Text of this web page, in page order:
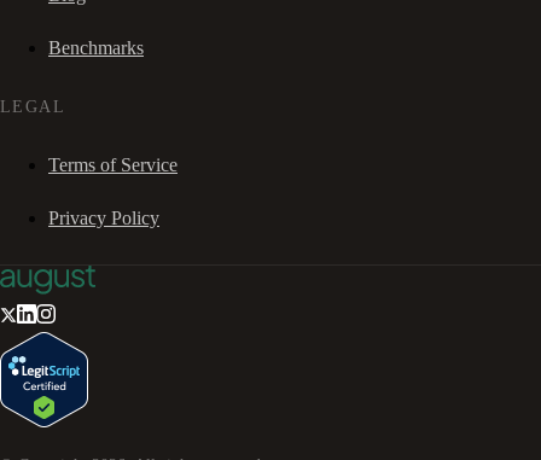
Benchmarks
LEGAL
Terms of Service
Privacy Policy